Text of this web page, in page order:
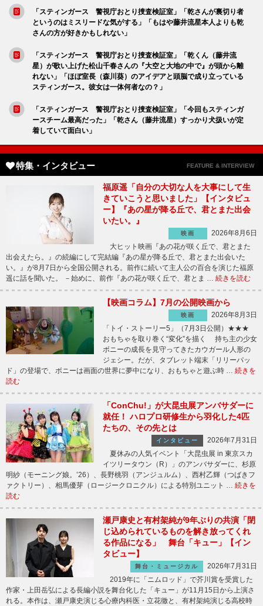
「スティンガース 警視庁おとり捜査検証室」「乾さんが裏切り者
というのはミスリードな気がする」「もはや藤井流星本人よりも乾
さんの方が好きかもしれない」
「スティンガース 警視庁おとり捜査検証室」「乾くん（藤井流
星）が歌い上げた松山千春さんの『大空と大地の中で』が頭から離
れない」「ほぼ室長（森川葵）のアイデアと頭脳で成り立っている
スティンガース。彼女は一体何者なの？」
「スティンガース 警視庁おとり捜査検証室」「今回もスティンガ
ースチーム最高だった」「乾さん（藤井流星）すっかり犬扱いが定
着していて面白い」
特集・インタビュー FEATURE & INTERVIEW
福原遥「自分の大切な人を大事にして生
きていこうと思いました」【インタビュ
ー】『あの星が降る丘で、君とまた出会
いたい。』
映画
2026年8月6日
大ヒット映画『あの花が咲く丘で、君とまた
出会えたら。』の続編にして完結編『あの星が降る丘で、君とまた出会いた
い。』が8月7日から全国公開される。前作に続いて主人公の百合を演じた福原
遥に話を聞いた。 －始めに、前作『あの花が咲く丘で、君とま … 続きを読む
【映画コラム】7月の公開映画から
映画
2026年8月3日
「トイ・ストーリー5」（7月3日公開）★★★
おもちゃを取り巻く“変化”を描く 持ち主の少女
ボニーの成長を見守ってきたカウガール人形の
ジェシー。だが、タブレット端末「リリーパッ
ド」の登場で、ボニーは画面の世界に夢中になり、おもちゃと遊ぶ時 … 続きを
読む
「ConChu!」が大昆虫展アンバサダーに
就任！ ハロプロ研修生から羽化した4匹
たちの、その先とは
インタビュー
2026年7月31日
夏休みの人気イベント「大昆虫展 in 東京スカ
イツリータウン（R）」のアンバサダーに、杉原
明紗（モーニング娘。’26）、長野桃羽（アンジュルム）、西村乙輝（つばきフ
ァクトリー）、相馬優芽（ロージークロニクル）による特別ユニット … 続きを
読む
瀬戸康史と有村架純が9年ぶりの共演「閉
じ込められているものを解き放ってくれ
る作品になる」 舞台「キュー」【イン
タビュー】
舞台・ミュージカル
2026年7月31日
2019年に「ニムロッド」で芥川賞を受賞した
作家・上田岳弘による長編小説を舞台化した「キュー」が11月15日から上演さ
れる。本作は、瀬戸康史演じる心療内科医・立花徹と、有村架純演じる高校時